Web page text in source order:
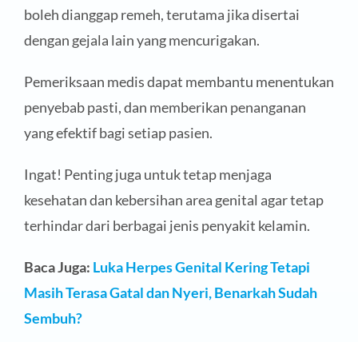
boleh dianggap remeh, terutama jika disertai
dengan gejala lain yang mencurigakan.
Pemeriksaan medis dapat membantu menentukan
penyebab pasti, dan memberikan penanganan
yang efektif bagi setiap pasien.
Ingat! Penting juga untuk tetap menjaga
kesehatan dan kebersihan area genital agar tetap
terhindar dari berbagai jenis penyakit kelamin.
Baca Juga: Luka Herpes Genital Kering Tetapi
Masih Terasa Gatal dan Nyeri, Benarkah Sudah
Sembuh?